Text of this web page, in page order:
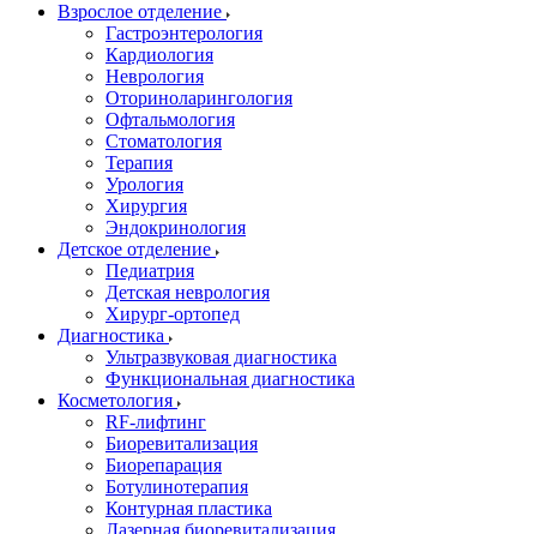
Взрослое отделение
Гастроэнтерология
Кардиология
Неврология
Оториноларингология
Офтальмология
Стоматология
Терапия
Урология
Хирургия
Эндокринология
Детское отделение
Педиатрия
Детская неврология
Хирург-ортопед
Диагностика
Ультразвуковая диагностика
Функциональная диагностика
Косметология
RF-лифтинг
Биоревитализация
Биорепарация
Ботулинотерапия
Контурная пластика
Лазерная биоревитализация